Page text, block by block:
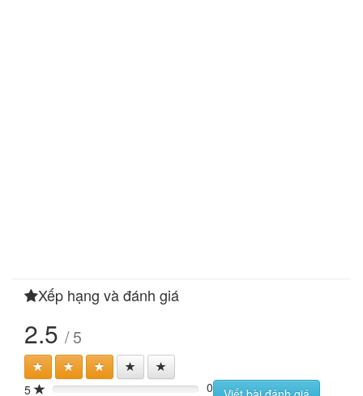
Xếp hạng và đánh giá
2.5 / 5
5 0% 0